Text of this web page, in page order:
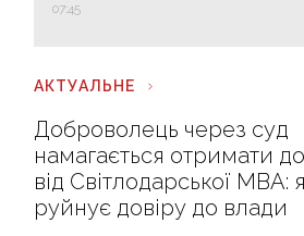
07:45
АКТУАЛЬНЕ
Доброволець через суд
намагається отримати
від Світлодарської МВА:
руйнує довіру до влади